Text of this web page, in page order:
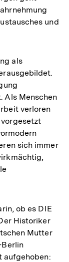
und
als
Als Menschen
verloren
sich immer
ob es DIE
Historiker
Mutter
Berlin
aufgehoben: